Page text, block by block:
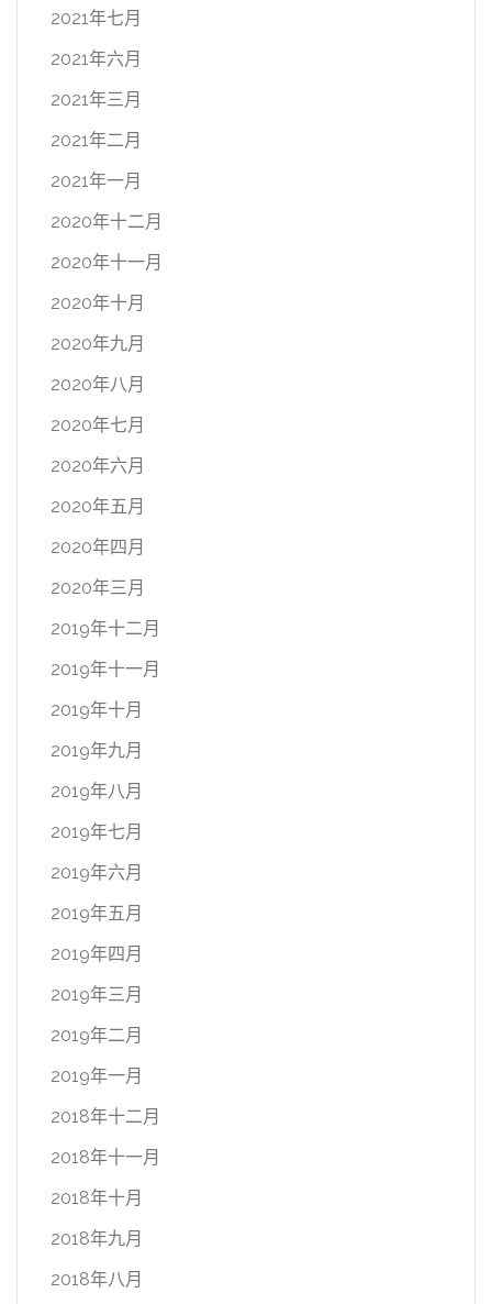
2021年七月
2021年六月
2021年三月
2021年二月
2021年一月
2020年十二月
2020年十一月
2020年十月
2020年九月
2020年八月
2020年七月
2020年六月
2020年五月
2020年四月
2020年三月
2019年十二月
2019年十一月
2019年十月
2019年九月
2019年八月
2019年七月
2019年六月
2019年五月
2019年四月
2019年三月
2019年二月
2019年一月
2018年十二月
2018年十一月
2018年十月
2018年九月
2018年八月